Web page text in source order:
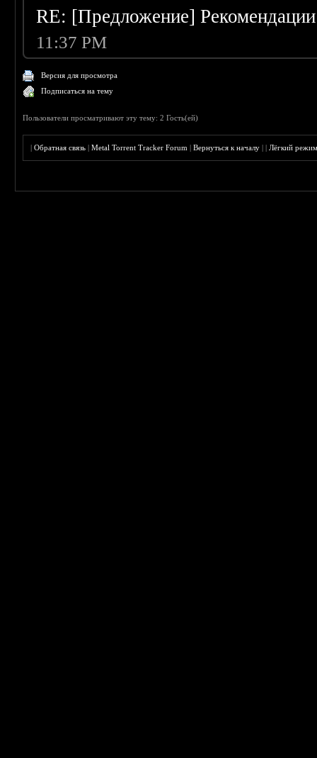
RE: [Предложение]
11:37 PM
Версия для просмотра
Подписаться на тему
Пользователи просматривают эту тему: 2 Гость(ей)
|Обратная связь |Metal Torrent Tracker Forum |Вернуться к началу ||Лёгкий